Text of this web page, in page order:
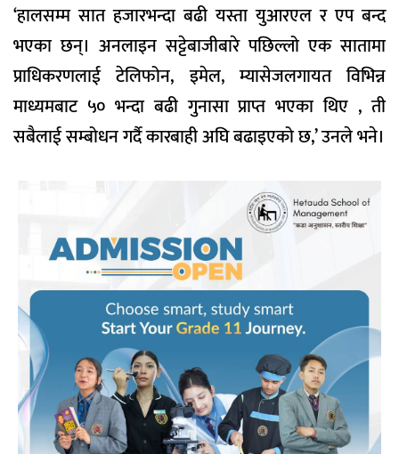
‘हालसम्म सात हजारभन्दा बढी यस्ता युआरएल र एप बन्द
भएका छन्। अनलाइन सट्टेबाजीबारे पछिल्लो एक सातामा
प्राधिकरणलाई टेलिफोन, इमेल, म्यासेजलगायत विभिन्न
माध्यमबाट ५० भन्दा बढी गुनासा प्राप्त भएका थिए , ती
सबैलाई सम्बोधन गर्दै कारबाही अघि बढाइएको छ,’ उनले भने।